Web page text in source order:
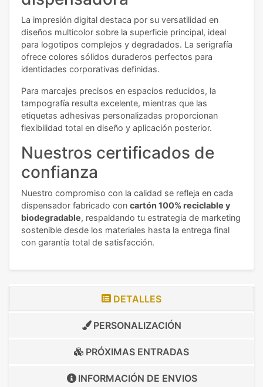
La impresión digital destaca por su versatilidad en
diseños multicolor sobre la superficie principal, ideal
para logotipos complejos y degradados. La serigrafía
ofrece colores sólidos duraderos perfectos para
identidades corporativas definidas.
Para marcajes precisos en espacios reducidos, la
tampografía resulta excelente, mientras que las
etiquetas adhesivas personalizadas proporcionan
flexibilidad total en diseño y aplicación posterior.
Nuestros certificados de
confianza
Nuestro compromiso con la calidad se refleja en cada
dispensador fabricado con cartón 100% reciclable y
biodegradable, respaldando tu estrategia de marketing
sostenible desde los materiales hasta la entrega final
con garantía total de satisfacción.
DETALLES
PERSONALIZACIÓN
PRÓXIMAS ENTRADAS
INFORMACIÓN DE ENVIOS